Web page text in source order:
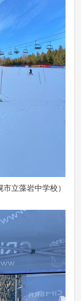
立藻岩中学校）